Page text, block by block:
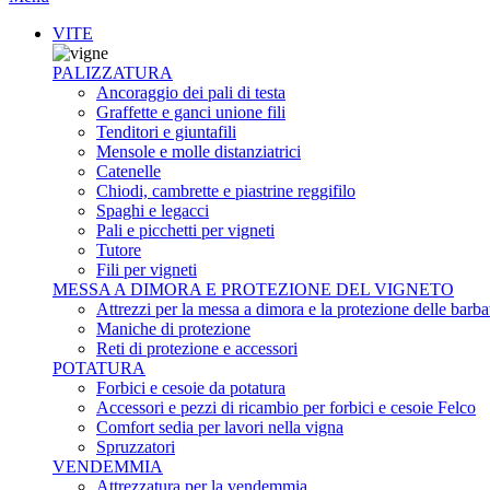
VITE
PALIZZATURA
Ancoraggio dei pali di testa
Graffette e ganci unione fili
Tenditori e giuntafili
Mensole e molle distanziatrici
Catenelle
Chiodi, cambrette e piastrine reggifilo
Spaghi e legacci
Pali e picchetti per vigneti
Tutore
Fili per vigneti
MESSA A DIMORA E PROTEZIONE DEL VIGNETO
Attrezzi per la messa a dimora e la protezione delle
Maniche di protezione
Reti di protezione e accessori
POTATURA
Forbici e cesoie da potatura
Accessori e pezzi di ricambio per forbici e cesoie Felco
Comfort sedia per lavori nella vigna
Spruzzatori
VENDEMMIA
Attrezzatura per la vendemmia